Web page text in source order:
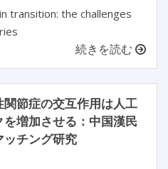
transition: the challenges
続きを読む
節症の交互作用は人工
増加させる：中国漢民
チング研究